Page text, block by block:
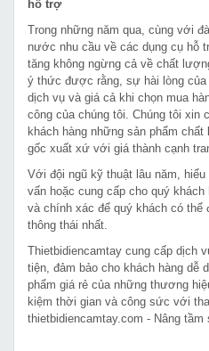
hỗ trợ
Trong những năm qua, cùng với
nước nhu cầu về các dụng cụ hỗ
tăng không ngừng cả về chất
ý thức được rằng, sự hài lòng của
dịch vụ và giá cả khi chọn mua
công của chúng tôi. Chúng tôi xin
khách hàng những sản phẩm
gốc xuất xứ với giá thành cạnh
Với đội ngũ kỹ thuật lâu năm,
vấn hoặc cung cấp cho quý
và chính xác để quý khách có thể
thông thái nhất.
Thietbidiencamtay cung cấp dịch
tiện, đảm bảo cho khách hàng dễ
phẩm giá rẻ của những thương
kiệm thời gian và công sức với
thietbidiencamtay.com - Nâng